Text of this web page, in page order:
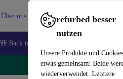
refurbed besser
nutzen
Unsere Produkte und
etwas gemeinsam: Beide
wiederverwendet. Letztere
Über uns Verkaufen Hilfe
🎒 Back to school